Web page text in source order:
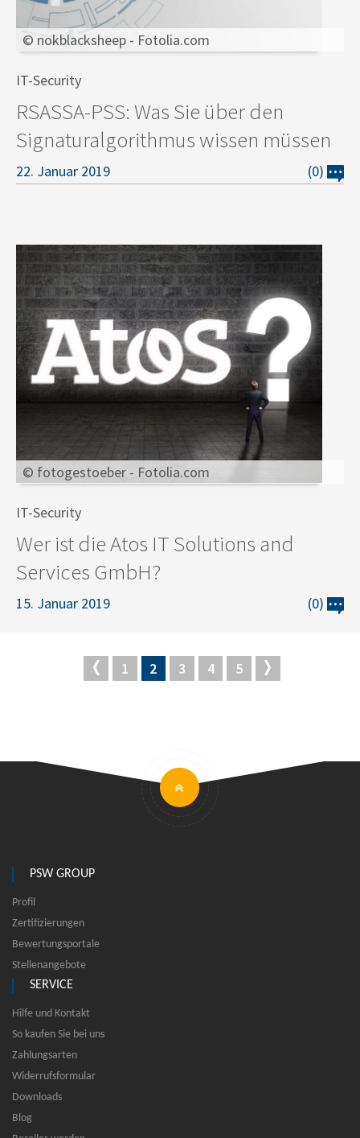
© nokblacksheep - Fotolia.com
IT-Security
RSASSA-PSS: Was Sie über den
Signaturalgorithmus wissen müssen
22. Januar 2019 (0)
© fotogestoeber - Fotolia.com
IT-Security
Wer ist die Atos IT Solutions and
Services GmbH?
15. Januar 2019 (0)
1 2 3 4 5